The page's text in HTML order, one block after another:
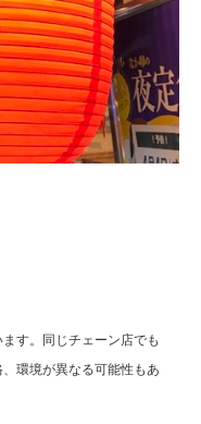
す。同じチェーン店でも
環境が異なる可能性もあ